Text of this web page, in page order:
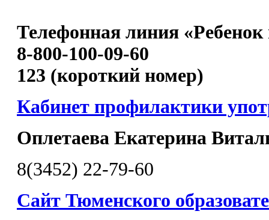
Телефонная линия «Ребенок
8-800-100-09-60
123 (короткий номер)
Кабинет профилактики
Оплетаева Екатерина
8(3452) 22-79-60
Сайт Тюменского